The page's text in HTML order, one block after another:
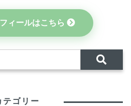
ィールはこちら
テゴリー